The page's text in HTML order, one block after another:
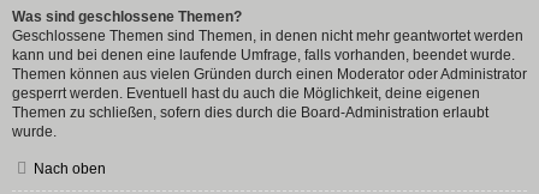
Was sind geschlossene Themen?
Geschlossene Themen sind Themen, in denen nicht mehr geantwortet werden
kann und bei denen eine laufende Umfrage, falls vorhanden, beendet wurde.
Themen können aus vielen Gründen durch einen Moderator oder Administrator
gesperrt werden. Eventuell hast du auch die Möglichkeit, deine eigenen
Themen zu schließen, sofern dies durch die Board-Administration erlaubt
wurde.
Nach oben